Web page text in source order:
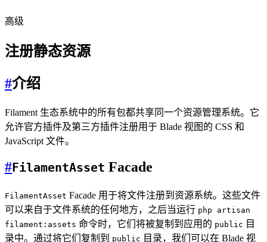
高级
注册静态资源
#介绍
Filament 生态系统中的所有包都共享同一个资源管理系统。它
允许官方插件及第三方插件注册用于 Blade 视图的 CSS 和
JavaScript 文件。
#FilamentAsset Facade
FilamentAsset Facade 用于将文件注册到资源系统。这些文件
可以来自于文件系统的任何地方，之后当运行 php artisan
filament:assets 命令时，它们将被复制到应用的 public 目
录中。通过将它们复制到 public 目录，我们可以在 Blade 视